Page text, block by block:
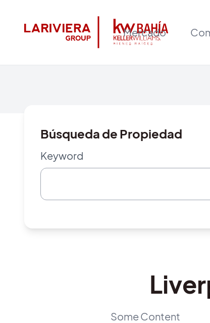
Mercado
Búsqueda de Propiedad
Keyword
Some Content